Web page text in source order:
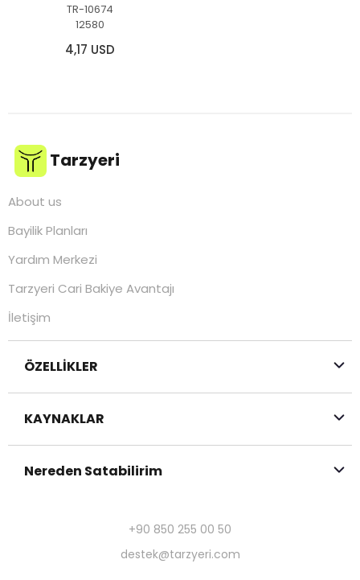
TR-10674
12580
4,17 USD
Tarzyeri
About us
Bayilik Planları
Yardım Merkezi
Tarzyeri Cari Bakiye Avantajı
İletişim
ÖZELLİKLER
KAYNAKLAR
Nereden Satabilirim
+90 850 255 00 50
destek@tarzyeri.com